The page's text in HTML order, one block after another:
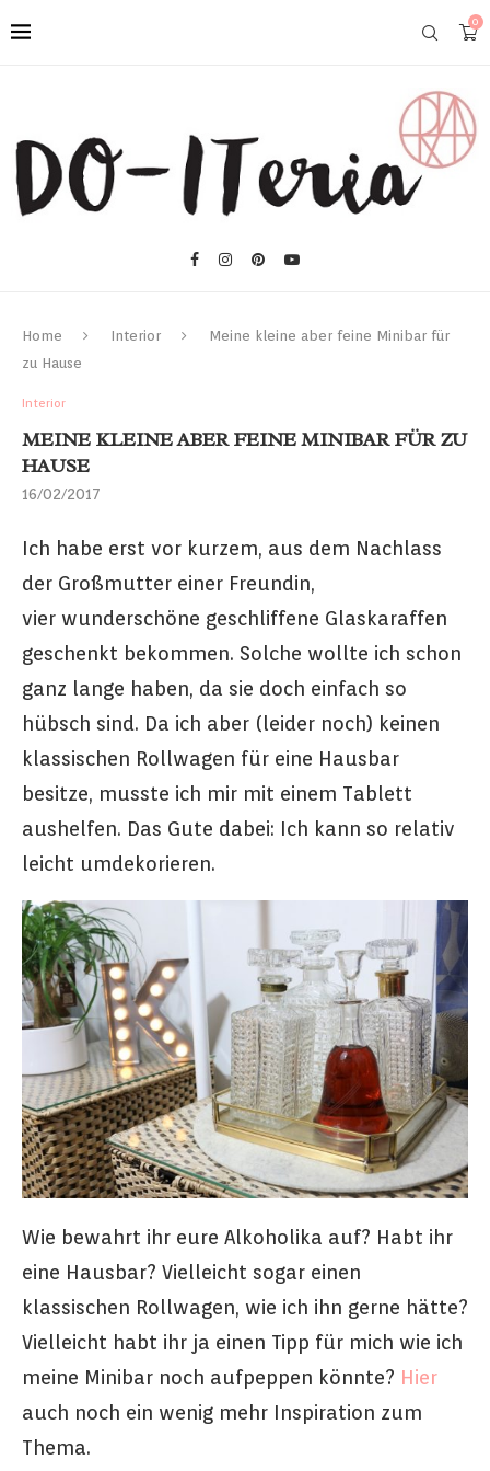
0
Home Interior
Meine kleine aber feine Minibar für
zu Hause
Interior
MEINE KLEINE ABER FEINE MINIBAR FÜR ZU
HAUSE
16/02/2017
Ich habe erst vor kurzem, aus dem Nachlass
der Großmutter einer Freundin,
vier wunderschöne geschliffene Glaskaraffen
geschenkt bekommen. Solche wollte ich schon
ganz lange haben, da sie doch einfach so
hübsch sind. Da ich aber (leider noch) keinen
klassischen Rollwagen für eine Hausbar
besitze, musste ich mir mit einem Tablett
aushelfen. Das Gute dabei: Ich kann so relativ
leicht umdekorieren.
Wie bewahrt ihr eure Alkoholika auf? Habt ihr
eine Hausbar? Vielleicht sogar einen
klassischen Rollwagen, wie ich ihn gerne hätte?
Vielleicht habt ihr ja einen Tipp für mich wie ich
meine Minibar noch aufpeppen könnte? Hier
auch noch ein wenig mehr Inspiration zum
Thema.